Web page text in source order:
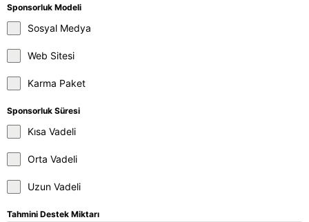
Sponsorluk Modeli
Sosyal Medya
Web Sitesi
Karma Paket
Sponsorluk Süresi
Kısa Vadeli
Orta Vadeli
Uzun Vadeli
Tahmini Destek Miktarı